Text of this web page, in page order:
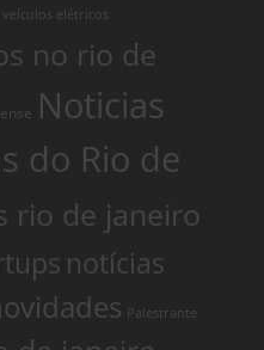
veículos elétricos
no rio de
Noticias
do Rio de
rio de janeiro
notícias
Palestrante